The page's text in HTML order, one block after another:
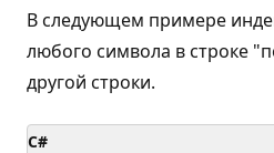
В следующем примере
любого символа в строке
другой строки.
C#